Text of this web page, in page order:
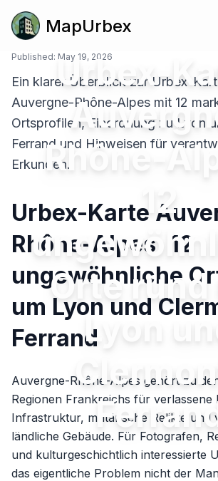
MapUrbex
Urbex-
Rhône-
12
Orte rund
Lyon
Published: May 19, 2026
Ein klarer Überblick zur Urbex-
Auvergne-Rhône-Alpes mit 12
Ortsprofilen, Einordnung zu Lyon
Ferrand und Hinweisen für
Erkunden.
Urbex-Karte
Rhône-Alpes: 12
ungewöhnliche
um Lyon und
Ferrand
Auvergne-Rhône-Alpes gehört zu
Regionen Frankreichs für verlassene
Infrastruktur, militärische Relikte und
ländliche Gebäude. Für Fotografen,
und kulturgeschichtlich interessierte
das eigentliche Problem nicht der